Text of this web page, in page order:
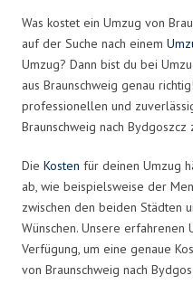
Was kostet ein Umzug von
auf der Suche nach einem
Umzug? Dann bist du bei
aus Braunschweig genau
professionellen und
Braunschweig nach Bydgoszcz
Die Kosten für deinen Umzug
ab, wie beispielsweise der
zwischen den beiden Städten
Wünschen. Unsere
Verfügung, um eine genaue
von Braunschweig nach